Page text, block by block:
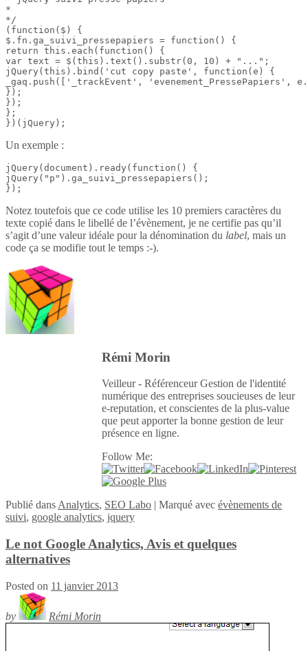
*
*/
(function($) {
$.fn.ga_suivi_pressepapiers = function() {
return this.each(function() {
var text = $(this).text().substr(0, 10) + "...";
jQuery(this).bind('cut copy paste', function(e) {
_gaq.push(['_trackEvent', 'evenement_PressePapiers',
});
});
};
})(jQuery);
Un exemple :
jQuery(document).ready(function() {
jQuery("p").ga_suivi_pressepapiers();
});
Notez toutefois que ce code utilise les 10 premiers caractères du
texte copié dans le libellé de l’évènement, je ne certifie pas qu’il
s’agit d’une valeur idéale pour la dénomination du label, mais un
code ça se modifie tout le temps :-).
Rémi Morin
Veilleur - Référenceur Gestion de l'identité
numérique des entreprises soucieuses de leur
e-reputation, et conscientes de la plus-value
que peut apporter la bonne gestion de leur
présence en ligne.
Follow Me:
Publié dans Analytics, SEO Labo | Marqué avec évènements de
suivi, google analytics, jquery
Le not Google Analytics, Avis et quelques
alternatives
Posted on 11 janvier 2013
by Rémi Morin